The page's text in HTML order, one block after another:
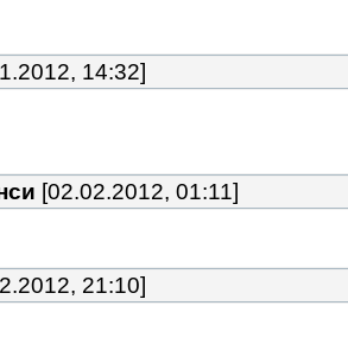
14:32]
[02.02.2012, 01:11]
21:10]